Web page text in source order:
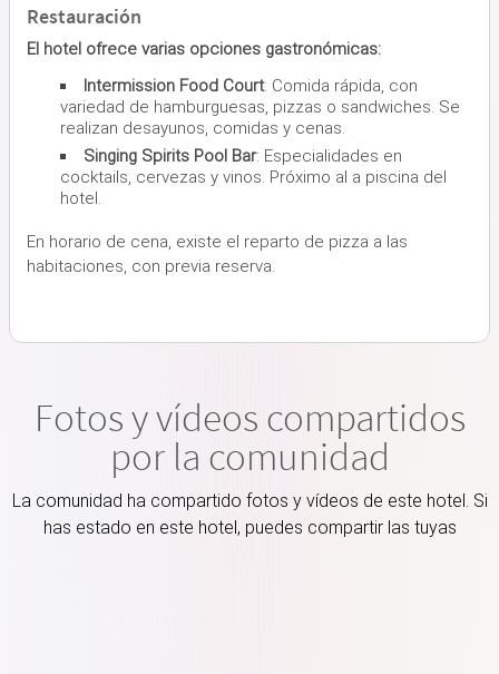
Restauración
El hotel ofrece varias opciones gastronómicas:
Intermission Food Court: Comida rápida, con
variedad de hamburguesas, pizzas o sandwiches. Se
realizan desayunos, comidas y cenas.
Singing Spirits Pool Bar: Especialidades en
cocktails, cervezas y vinos. Próximo al a piscina del
hotel.
En horario de cena, existe el reparto de pizza a las
habitaciones, con previa reserva.
Fotos y vídeos compartidos
por la comunidad
La comunidad ha compartido fotos y vídeos de este hotel. Si
has estado en este hotel, puedes compartir las tuyas